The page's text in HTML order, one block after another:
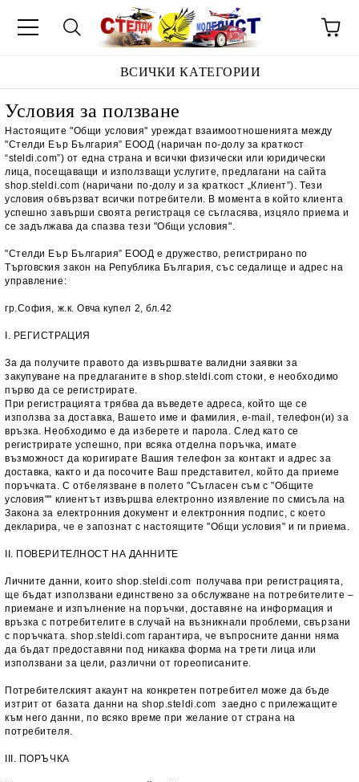
ВСИЧКИ КАТЕГОРИИ
Условия за ползване
Настоящите "Общи условия" уреждат взаимоотношенията между
"Стелди Еър България” ЕООД (наричан по-долу за краткост
“steldi.com”) от една страна и всички физически или юридически
лица, посещаващи и използващи услугите, предлагани на сайта
shop.steldi.com (наричани по-долу и за краткост „Клиент”). Тези
условия обвързват всички потребители. В момента в който клиента
успешно завърши своята регистраця се съгласява, изцяло приема и
се задължава да спазва тези "Общи условия".
"Стелди Еър България” ЕООД е дружество, регистрирано по
Търговския закон на Република България, със седалище и адрес на
управление:
гр.София, ж.к. Овча купел 2, бл.42
I. РЕГИСТРАЦИЯ
За да получите правото да извършвате валидни заявки за
закупуване на предлаганите в shop.steldi.com стоки, е необходимо
първо да се регистрирате.
При регистрацията трябва да въведете адреса, който ще се
използва за доставка, Вашето име и фамилия, e-mail, телефон(и) за
връзка. Необходимо е да изберете и парола. След като се
регистрирате успешно, при всяка отделна поръчка, имате
възможност да коригирате Вашия телефон за контакт и адрес за
доставка, както и да посочите Ваш представител, който да приеме
поръчката. С отбелязване в полето "Съгласен съм с "Общите
условия"" клиентът извършва електронно изявление по смисъла на
Закона за електронния документ и електронния подпис, с което
декларира, че е запознат с настоящите "Общи условия" и ги приема.
II. ПОВЕРИТЕЛНОСТ НА ДАННИТЕ
Личните данни, които shop.steldi.com получава при регистрацията,
ще бъдат използвани единствено за обслужване на потребителите –
приемане и изпълнение на поръчки, доставяне на информация и
връзка с потребителите в случай на възникнали проблеми, свързани
с поръчката. shop.steldi.com гарантира, че въпросните данни няма
да бъдат предоставяни под никаква форма на трети лица или
използвани за цели, различни от гореописаните.
Потребителският акаунт на конкретен потребител може да бъде
изтрит от базата данни на shop.steldi.com заедно с прилежащите
към него данни, по всяко време при желание от страна на
потребителя.
III. ПОРЪЧКА